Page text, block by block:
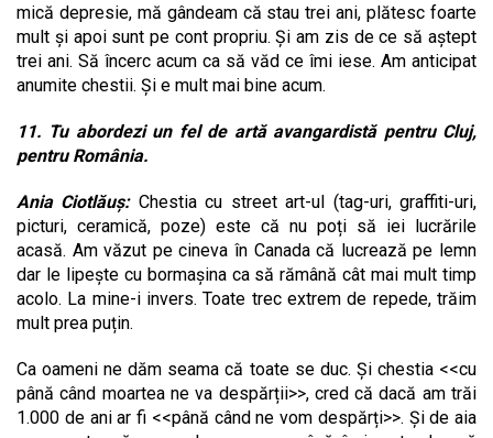
mică depresie, mă gândeam că stau trei ani, plătesc foarte
mult și apoi sunt pe cont propriu. Și am zis de ce să aștept
trei ani. Să încerc acum ca să văd ce îmi iese. Am anticipat
anumite chestii. Și e mult mai bine acum.
11. Tu abordezi un fel de artă avangardistă pentru Cluj,
pentru România.
Ania Ciotlăuș: Chestia cu street art-ul (tag-uri, graffiti-uri,
picturi, ceramică, poze) este că nu poți să iei lucrările
acasă. Am văzut pe cineva în Canada că lucrează pe lemn
dar le lipește cu bormașina ca să rămână cât mai mult timp
acolo. La mine-i invers. Toate trec extrem de repede, trăim
mult prea puțin.
Ca oameni ne dăm seama că toate se duc. Și chestia <<cu
până când moartea ne va despărții>>, cred că dacă am trăi
1.000 de ani ar fi <<până când ne vom despărți>>. Și de aia